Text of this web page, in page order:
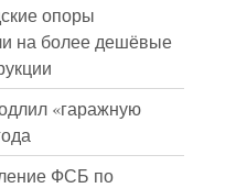
опоры
на более дешёвые
«гаражную
ФСБ по